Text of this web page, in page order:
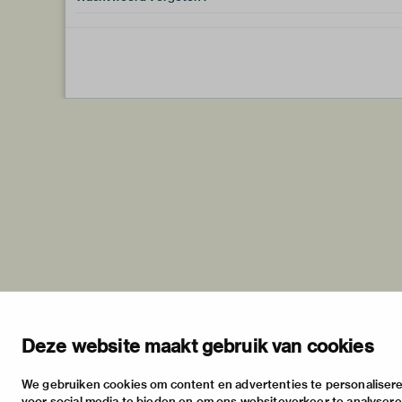
Deze website maakt gebruik van cookies
We gebruiken cookies om content en advertenties te